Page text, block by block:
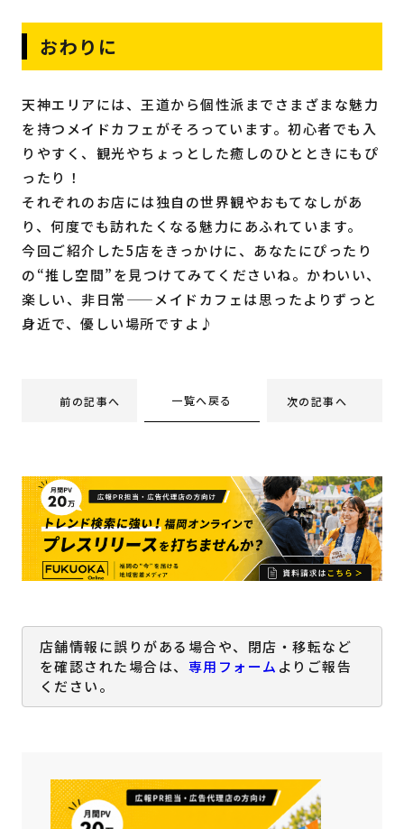
おわりに
天神エリアには、王道から個性派までさまざまな魅力
を持つメイドカフェがそろっています。初心者でも入
りやすく、観光やちょっとした癒しのひとときにもぴ
ったり！
それぞれのお店には独自の世界観やおもてなしがあ
り、何度でも訪れたくなる魅力にあふれています。
今回ご紹介した5店をきっかけに、あなたにぴったり
の“推し空間”を見つけてみてくださいね。かわいい、
楽しい、非日常——メイドカフェは思ったよりずっと
身近で、優しい場所ですよ♪
前の記事へ 一覧へ戻る 次の記事へ
店舗情報に誤りがある場合や、閉店・移転など
を確認された場合は、 専用フォーム よりご報告
ください。